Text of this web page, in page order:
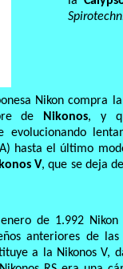
Nikon compra
de
Nikonos, y
evolucionando
hasta el último
V, que se deja
enero de 1.992
anteriores de
a la Nikonos V,